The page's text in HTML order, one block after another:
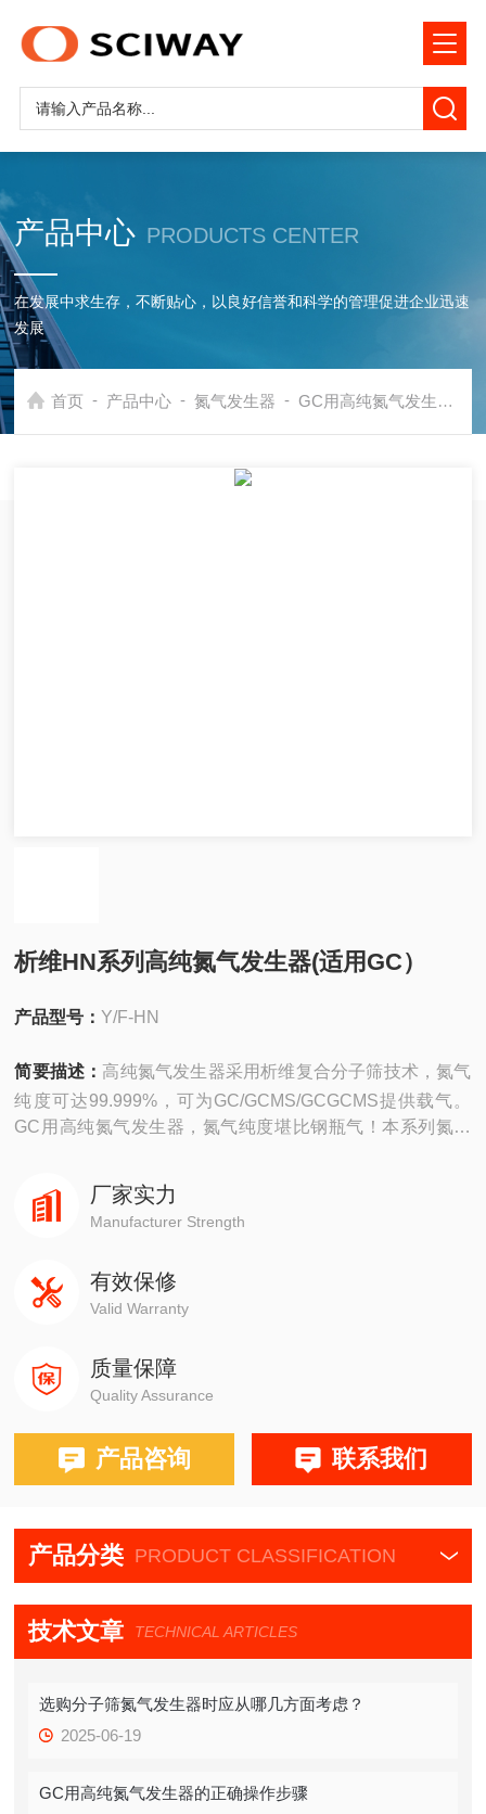
产品中心 PRODUCTS CENTER
在发展中求生存，不断贴心，以良好信誉和科学的管理促进企业迅速
发展
首页 - 产品中心 - 氮气发生器 - GC用高纯氮气发生器
析维HN系列高纯氮气发生器(适用GC）
产品型号：Y/F-HN
简要描述： 高纯氮气发生器采用析维复合分子筛技术，氮气
纯度可达99.999%，可为GC/GCMS/GCGCMS提供载气。
GC用高纯氮气发生器，氮气纯度堪比钢瓶气！本系列氮气
厂家实力
Manufacturer Strength
有效保修
Valid Warranty
质量保障
Quality Assurance
产品咨询 联系我们
产品分类 PRODUCT CLASSIFICATION
技术文章 TECHNICAL ARTICLES
选购分子筛氮气发生器时应从哪几方面考虑？
2025-06-19
GC用高纯氮气发生器的正确操作步骤